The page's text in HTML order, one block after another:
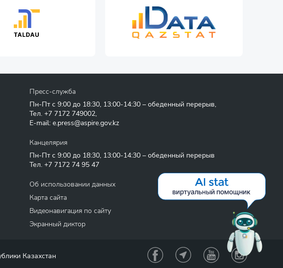
Пресс-служба
Пн-Пт с 9:00 до 18:30, 13:00-14:30 – обеденный перерыв,
Тел. +7 7172 749002,
E-mail: e.press@aspire.gov.kz
Канцелярия
Пн-Пт с 9:00 до 18:30, 13:00-14:30 – обеденный перерыв
Тел. +7 7172 74 95 47
Об использовании данных
Карта сайта
Видеонавигация по сайту
Экранный диктор
Казахстан